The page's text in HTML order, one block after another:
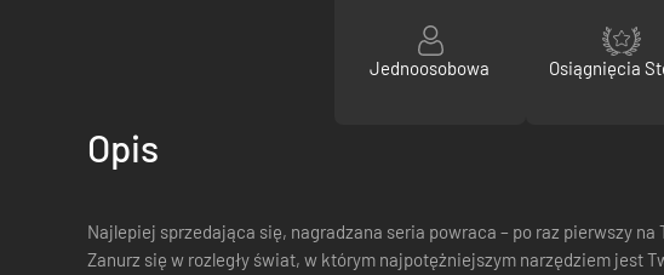
Jednoosobowa Osiągnięcia
Opis
Najlepiej sprzedająca się, nagradzana seria powraca – po raz pierwszy
Zanurz się w rozległy świat, w którym najpotężniejszym narzędziem jest